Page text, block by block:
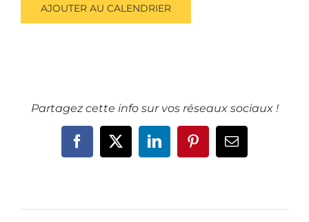
AJOUTER AU CALENDRIER
Partagez cette info sur vos réseaux sociaux !
Facebook
X LinkedInPinterestEmail